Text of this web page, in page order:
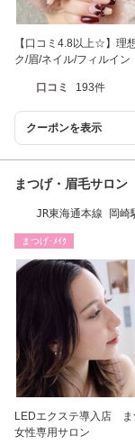
【口コミ4.8以上☆】理
ク/眉/ネイル/フィルイン
口コミ 193件
クーポンを表示
まつげ・眉毛サロン
JR東海通本線 岡
まつげ･ﾒｲｸ
LEDエクステ導入店 ま
女性専用サロン